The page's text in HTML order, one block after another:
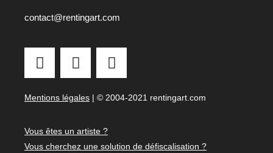
contact@rentingart.com
Mentions légales | © 2004-2021 rentingart.com
Vous êtes un artiste ?
Vous cherchez une solution de défiscalisation ?